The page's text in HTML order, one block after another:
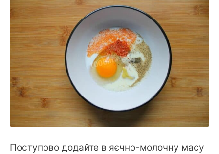
Поступово додайте в яєчно-молочну масу